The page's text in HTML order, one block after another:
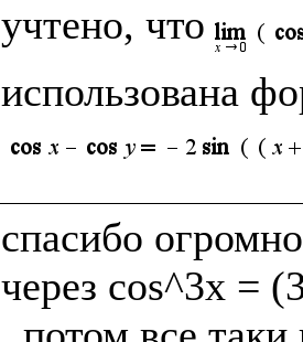
учтено, что
использована
спасибо
через cos^3x =